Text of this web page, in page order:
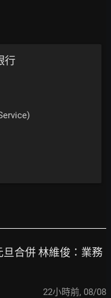
行
合併 林維俊：業務
22小時前, 08/08